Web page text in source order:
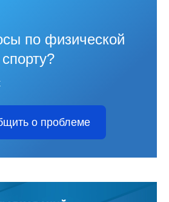
по физической
о проблеме